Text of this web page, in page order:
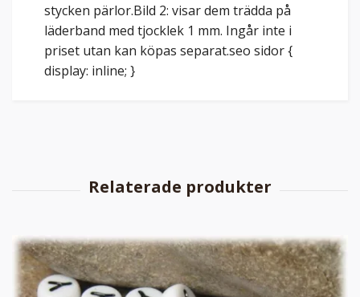
stycken pärlor.Bild 2: visar dem trädda på
läderband med tjocklek 1 mm. Ingår inte i
priset utan kan köpas separat.seo sidor {
display: inline; }